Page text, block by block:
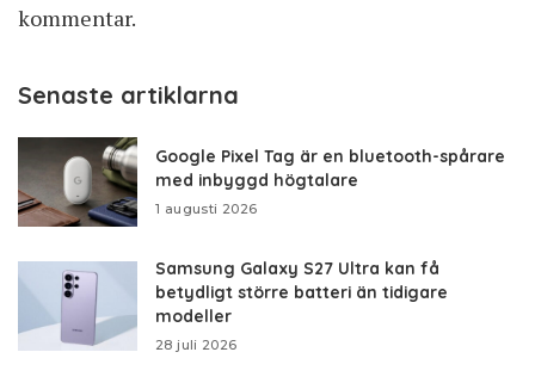
kommentar.
Senaste artiklarna
Google Pixel Tag är en bluetooth-spårare
med inbyggd högtalare
1 augusti 2026
Samsung Galaxy S27 Ultra kan få
betydligt större batteri än tidigare
modeller
28 juli 2026